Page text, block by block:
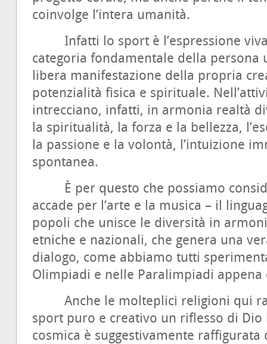
coinvolge l’intera umanità.
Infatti lo sport è l’espressione viva
categoria fondamentale della persona
libera manifestazione della propria
potenzialità fisica e spirituale.
intrecciano, infatti, in armonia realtà
la spiritualità, la forza e la bellezza,
la passione e la volontà, l’intuizione
spontanea.
È per questo che possiamo
accade per l’arte e la musica – il
popoli che unisce le diversità in
etniche e nazionali, che genera una
dialogo, come abbiamo tutti
Olimpiadi e nelle Paralimpiadi appena
Anche le molteplici religioni qui
sport puro e creativo un riflesso di Dio
cosmica è suggestivamente raffigurata